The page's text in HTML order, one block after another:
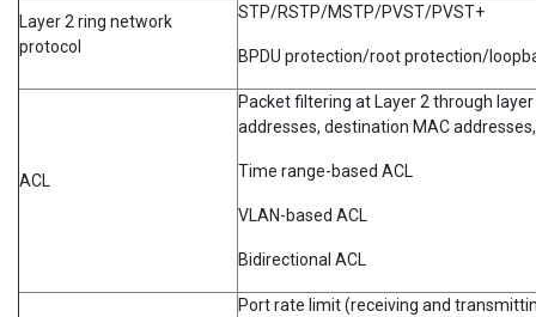
Layer 2 ring network
protocol
STP/RSTP/MSTP/PVST/PVST+
BPDU protection/root protection/
ACL
Packet filtering at Layer 2 through
addresses, destination MAC
Time range-based ACL
VLAN-based ACL
Bidirectional ACL
Port rate limit (receiving and